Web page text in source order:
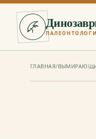
ГЛАВНАЯ/